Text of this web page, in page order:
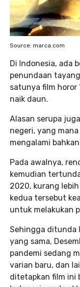
Source: marca.com
Di Indonesia, ada
penundaan
satunya film horor
naik daun.
Alasan serupa
negeri, yang
mengalami
Pada awalnya,
kemudian
2020, kurang
kedua tersebut
untuk melakukan
Sehingga ditunda
yang sama,
pandemi sedang
varian baru, dan
ditetapkan film ini